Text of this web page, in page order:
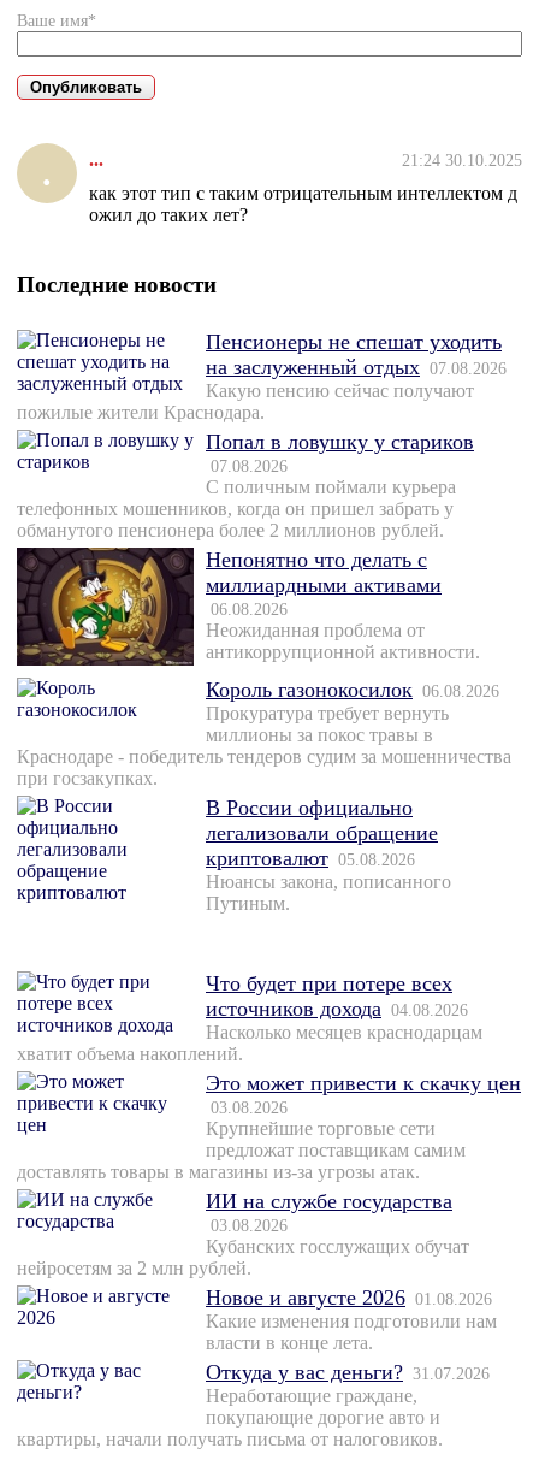
Ваше имя*
. ... 21:24 30.10.2025
как этот тип с таким отрицательным интеллектом д
ожил до таких лет?
Последние новости
Пенсионеры не спешат уходить
на заслуженный отдых 07.08.2026
Какую пенсию сейчас получают
пожилые жители Краснодара.
Попал в ловушку у стариков
07.08.2026
С поличным поймали курьера
телефонных мошенников, когда он пришел забрать у
обманутого пенсионера более 2 миллионов рублей.
Непонятно что делать с
миллиардными активами
06.08.2026
Неожиданная проблема от
антикоррупционной активности.
Король газонокосилок 06.08.2026
Прокуратура требует вернуть
миллионы за покос травы в
Краснодаре - победитель тендеров судим за мошенничества
при госзакупках.
В России официально
легализовали обращение
криптовалют 05.08.2026
Нюансы закона, пописанного
Путиным.
Что будет при потере всех
источников дохода 04.08.2026
Насколько месяцев краснодарцам
хватит объема накоплений.
Это может привести к скачку цен
03.08.2026
Крупнейшие торговые сети
предложат поставщикам самим
доставлять товары в магазины из-за угрозы атак.
ИИ на службе государства
03.08.2026
Кубанских госслужащих обучат
нейросетям за 2 млн рублей.
Новое и августе 2026 01.08.2026
Какие изменения подготовили нам
власти в конце лета.
Откуда у вас деньги? 31.07.2026
Неработающие граждане,
покупающие дорогие авто и
квартиры, начали получать письма от налоговиков.